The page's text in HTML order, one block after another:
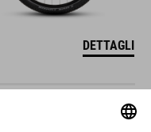
DETTAGLI